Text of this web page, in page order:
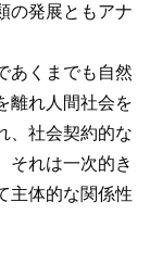
の発展ともアナ
あくまでも自然
離れ人間社会を
、社会契約的な
それは一次的き
主体的な関係性